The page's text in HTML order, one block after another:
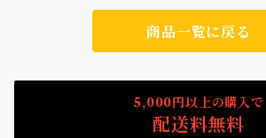
商品一覧に戻る
5,000円以上の購入で
配送料無料